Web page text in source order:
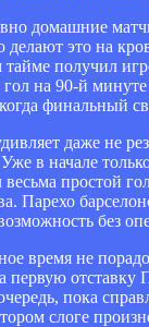
домашние
это на
тайме получил
на 90-й
финальный
даже не
в начале
простой
Парехо
без
время не
отставку
пока
слоге